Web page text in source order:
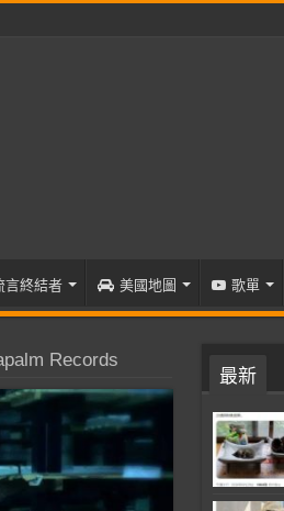
言終結者 美國地圖 歌單
Records
最新